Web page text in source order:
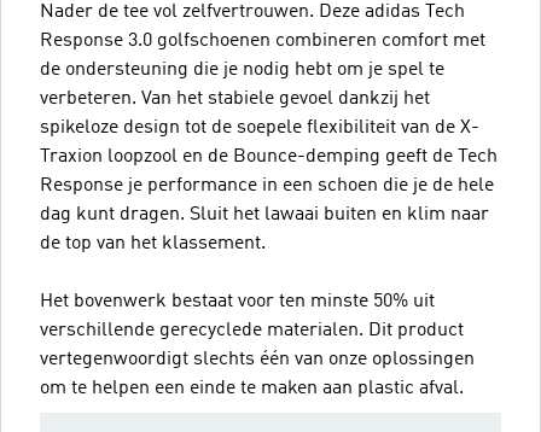
Nader de tee vol zelfvertrouwen. Deze adidas Tech
Response 3.0 golfschoenen combineren comfort met
de ondersteuning die je nodig hebt om je spel te
verbeteren. Van het stabiele gevoel dankzij het
spikeloze design tot de soepele flexibiliteit van de X-
Traxion loopzool en de Bounce-demping geeft de Tech
Response je performance in een schoen die je de hele
dag kunt dragen. Sluit het lawaai buiten en klim naar
de top van het klassement.
Het bovenwerk bestaat voor ten minste 50% uit
verschillende gerecyclede materialen. Dit product
vertegenwoordigt slechts één van onze oplossingen
om te helpen een einde te maken aan plastic afval.